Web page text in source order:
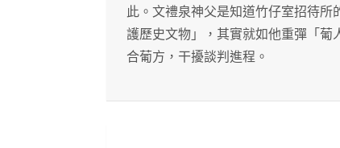
此。文禮泉神父是知道竹仔室招待
護歷史文物」，其實就如他重彈「
合葡方，干擾談判進程。